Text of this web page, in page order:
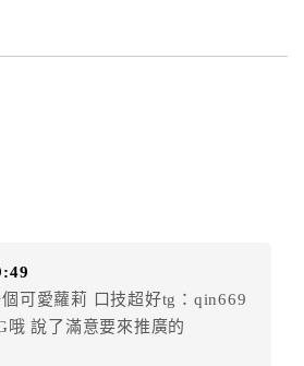
。
原訂飯店）
。（限原訂飯店）
(保留住房)
異動，本飯店可接受
可愛蘿莉 口技超好tg：qin669
哦 說了滿意要來推廣的